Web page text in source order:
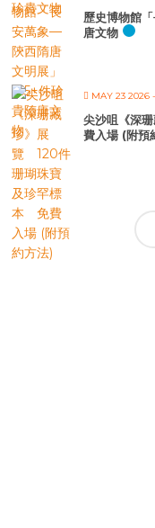
歷史博物館
唐文物
MAY 23 2026
尖沙咀《深
費入場 (附預